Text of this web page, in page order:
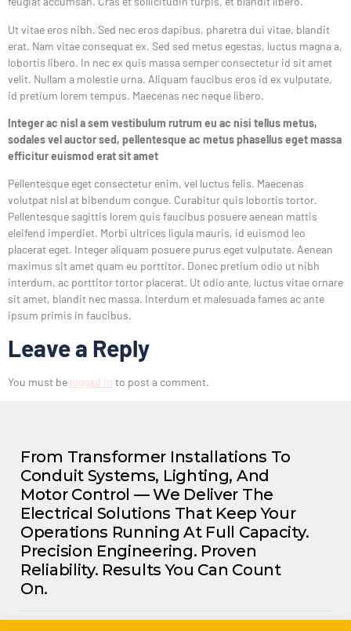
Ut vitae eros nibh. Sed nec eros dapibus, pharetra dui vitae, blandit
erat. Nam vitae consequat ex. Sed sed metus egestas, luctus magna a,
lobortis libero. In nec ex quis massa semper consectetur id sit amet
velit. Nullam a molestie urna. Aliquam faucibus eros id ex vulputate,
id pretium lorem tempus. Maecenas nec neque libero.
Integer ac nisl a sem vestibulum rutrum eu ac nisi tellus metus,
sodales vel auctor sed, pellentesque ac metus phasellus eget massa
efficitur euismod erat sit amet
Pellentesque eget consectetur enim, vel luctus felis. Maecenas
volutpat nisl at bibendum congue. Curabitur quis lobortis tortor.
Pellentesque sagittis lorem quis faucibus posuere aenean mattis
eleifend imperdiet. Morbi ultrices ligula mauris, id euismod leo
placerat eget. Integer aliquam posuere purus eget vulputate. Aenean
maximus sit amet quam eu porttitor. Donec pretium odio ut nibh
interdum, ac porttitor tortor placerat. Ut odio ante, luctus vitae ornare
sit amet, blandit nec massa. Interdum et malesuada fames ac ante
ipsum primis in faucibus.
Leave a Reply
You must be logged in to post a comment.
From Transformer Installations To
Conduit Systems, Lighting, And
Motor Control — We Deliver The
Electrical Solutions That Keep Your
Operations Running At Full Capacity.
Precision Engineering. Proven
Reliability. Results You Can Count
On.